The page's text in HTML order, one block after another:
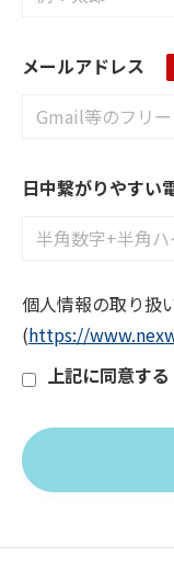
メールアドレス
日中繋がりやすい
個人情報の取り扱
(https://
上記に同意する